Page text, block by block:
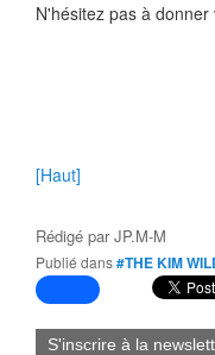
N'hésitez pas à
[Haut]
Rédigé parJP.M-M
Publié dans#THE KIM
S'inscrire à la